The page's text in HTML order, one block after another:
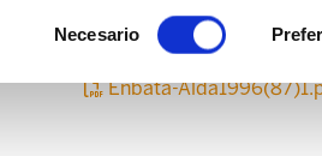
Necesario
Enbata-